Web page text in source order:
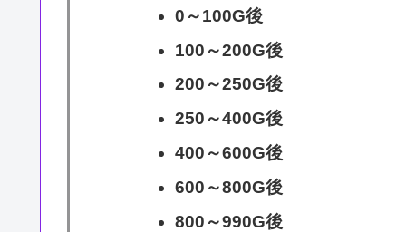
0～100G後
100～200G後
200～250G後
250～400G後
400～600G後
600～800G後
800～990G後